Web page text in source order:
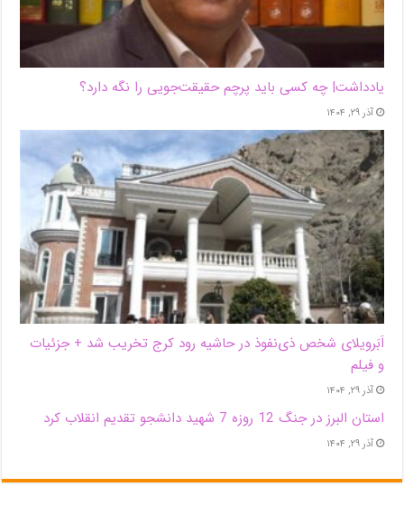
یادداشت| ‌چه کسی باید پرچم حقیقت‌جویی را نگه دارد؟
آذر ۲۹, ۱۴۰۴
اَبَر‌ویلای شخص ذی‌نفوذ در حاشیه‌ رود کرج تخریب شد + جزئیات
و فیلم
آذر ۲۹, ۱۴۰۴
استان البرز در جنگ 12 روزه 7 شهید دانشجو تقدیم انقلاب کرد
آذر ۲۹, ۱۴۰۴